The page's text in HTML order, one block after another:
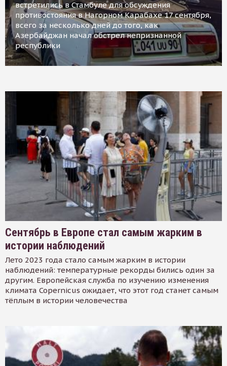
встретились в Стамбуле для обсуждения
противостояния в Нагорном Карабахе 17 сентября,
всего за несколько дней до того, как
Азербайджан начал обстрел непризнанной
республики
Сентябрь в Европе стал самым жарким в
истории наблюдений
Лето 2023 года стало самым жарким в истории
наблюдений: температурные рекорды бились один за
другим. Европейская служба по изучению изменения
климата Copernicus ожидает, что этот год станет самым
тёплым в истории человечества